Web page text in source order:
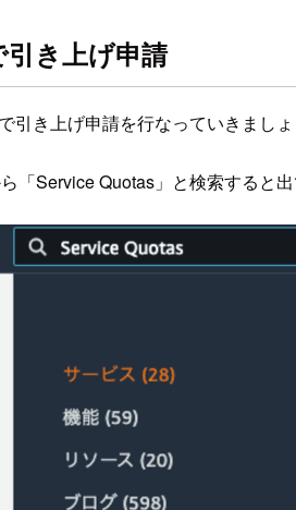
き上げ申請
引き上げ申請を行なっていきましょ
「Service Quotas」と検索すると